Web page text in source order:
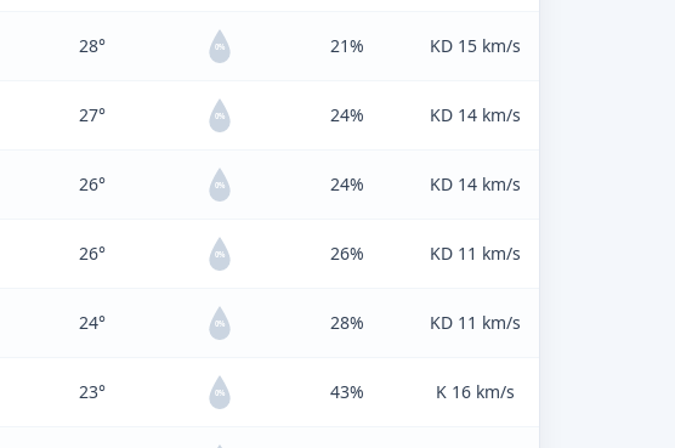
28° 0% 21% KD 15 km/s
27° 0% 24% KD 14 km/s
26° 0% 24% KD 14 km/s
26° 0% 26% KD 11 km/s
24° 0% 28% KD 11 km/s
23° 0% 43% K 16 km/s